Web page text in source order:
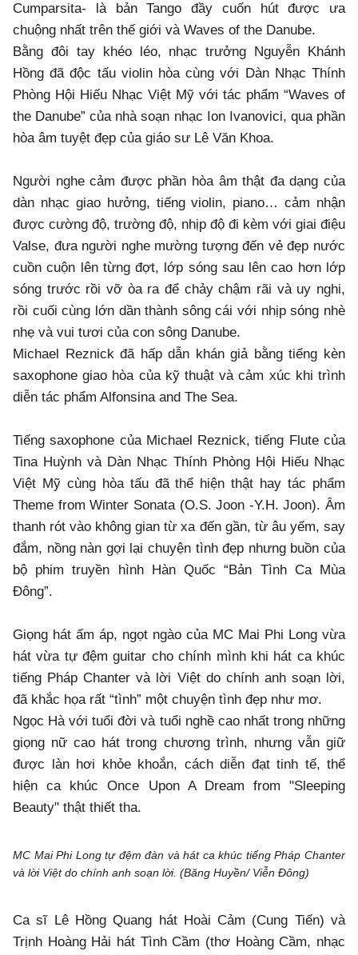
Cumparsita- là bản Tango đầy cuốn hút được ưa
chuộng nhất trên thế giới và Waves of the Danube.
Bằng đôi tay khéo léo, nhạc trưởng Nguyễn Khánh
Hồng đã độc tấu violin hòa cùng với Dàn Nhạc Thính
Phòng Hội Hiếu Nhạc Việt Mỹ với tác phẩm “Waves of
the Danube” của nhà soạn nhạc Ion Ivanovici, qua phần
hòa âm tuyệt đẹp của giáo sư Lê Văn Khoa.
Người nghe cảm được phần hòa âm thật đa dạng của
dàn nhạc giao hưởng, tiếng violin, piano… cảm nhận
được cường độ, trường độ, nhịp độ đi kèm với giai điệu
Valse, đưa người nghe mường tượng đến vẻ đẹp nước
cuồn cuộn lên từng đợt, lớp sóng sau lên cao hơn lớp
sóng trước rồi vỡ òa ra để chảy chậm rãi và uy nghi,
rồi cuối cùng lớn dần thành sông cái với nhịp sóng nhè
nhẹ và vui tươi của con sông Danube.
Michael Reznick đã hấp dẫn khán giả bằng tiếng kèn
saxophone giao hòa của kỹ thuật và cảm xúc khi trình
diễn tác phẩm Alfonsina and The Sea.
Tiếng saxophone của Michael Reznick, tiếng Flute của
Tina Huỳnh và Dàn Nhạc Thính Phòng Hội Hiếu Nhạc
Việt Mỹ cùng hòa tấu đã thể hiện thật hay tác phẩm
Theme from Winter Sonata (O.S. Joon -Y.H. Joon). Âm
thanh rót vào không gian từ xa đến gần, từ âu yếm, say
đắm, nồng nàn gợi lại chuyện tình đẹp nhưng buồn của
bộ phim truyền hình Hàn Quốc “Bản Tình Ca Mùa
Đông”.
Giọng hát ấm áp, ngọt ngào của MC Mai Phi Long vừa
hát vừa tự đệm guitar cho chính mình khi hát ca khúc
tiếng Pháp Chanter và lời Việt do chính anh soạn lời,
đã khắc họa rất “tình” một chuyện tình đẹp như mơ.
Ngọc Hà với tuổi đời và tuổi nghề cao nhất trong những
giọng nữ cao hát trong chương trình, nhưng vẫn giữ
được làn hơi khỏe khoắn, cách diễn đạt tinh tế, thể
hiện ca khúc Once Upon A Dream from "Sleeping
Beauty" thật thiết tha.
MC Mai Phi Long tự đệm đàn và hát ca khúc tiếng Pháp Chanter
và lời Việt do chính anh soạn lời. (Băng Huyền/ Viễn Đông)
Ca sĩ Lê Hồng Quang hát Hoài Cảm (Cung Tiến) và
Trịnh Hoàng Hải hát Tình Cầm (thơ Hoàng Cầm, nhạc